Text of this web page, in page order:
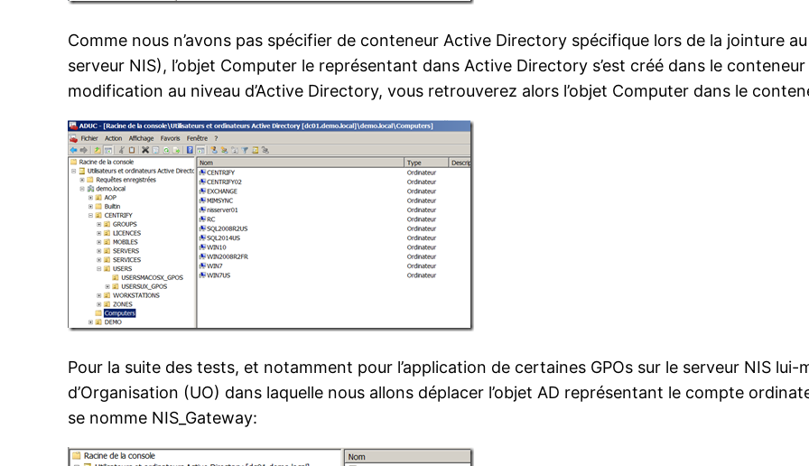
Comme nous n’avons pas spécifier de conteneur Active Directory spécifique lors de la jointure
serveur NIS), l’objet Computer le représentant dans Active Directory s’est créé dans le
modification au niveau d’Active Directory, vous retrouverez alors l’objet Computer dans le
Pour la suite des tests, et notamment pour l’application de certaines GPOs sur le serveur NIS
d’Organisation (UO) dans laquelle nous allons déplacer l’objet AD représentant le compte
se nomme NIS_Gateway: